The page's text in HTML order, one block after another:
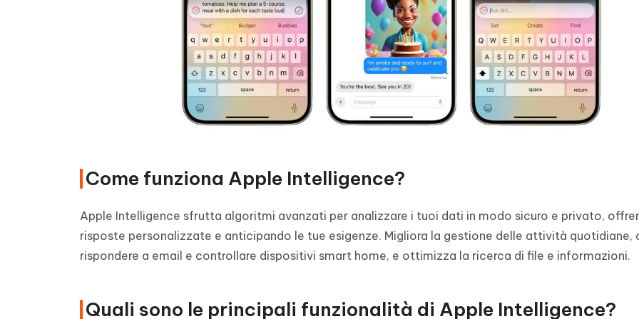
Come funziona Apple Intelligence?
Apple Intelligence sfrutta algoritmi avanzati per analizzare i tuoi dati in modo sicuro e privato,
risposte personalizzate e anticipando le tue esigenze. Migliora la gestione delle attività quotidiane,
rispondere a email e controllare dispositivi smart home, e ottimizza la ricerca di file e informazioni.
Quali sono le principali funzionalità di Apple Intelligence?